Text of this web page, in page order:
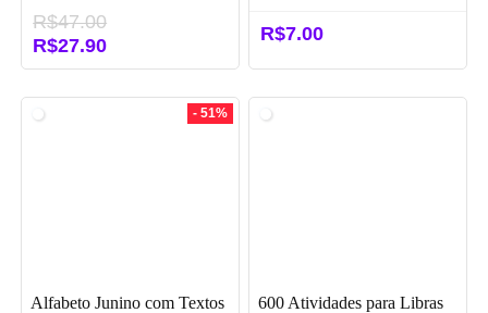
R$47.00
O
preço
R$27.90O
preço
R$7.00
- 51%
Alfabeto Junino com Textos
600 Atividades para Libras